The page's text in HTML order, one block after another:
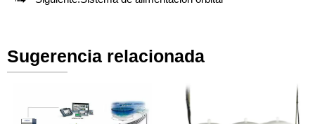
Sugerencia relacionada